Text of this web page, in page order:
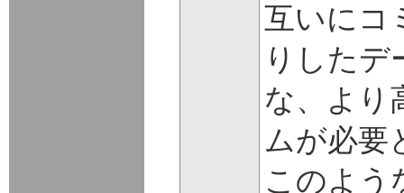
互いにコ
りしたデ
な、より
ムが必要
このよう